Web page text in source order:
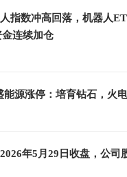
指数冲高回落，机器人
金连续加仓
能源涨停：培育钻石，火
年5月29日收盘，公司